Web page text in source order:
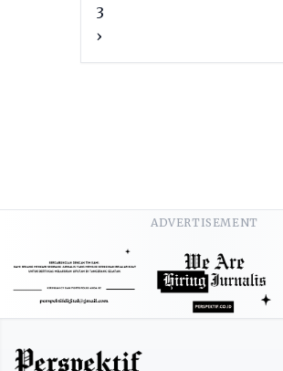
3
›
ADVERTISEMENT